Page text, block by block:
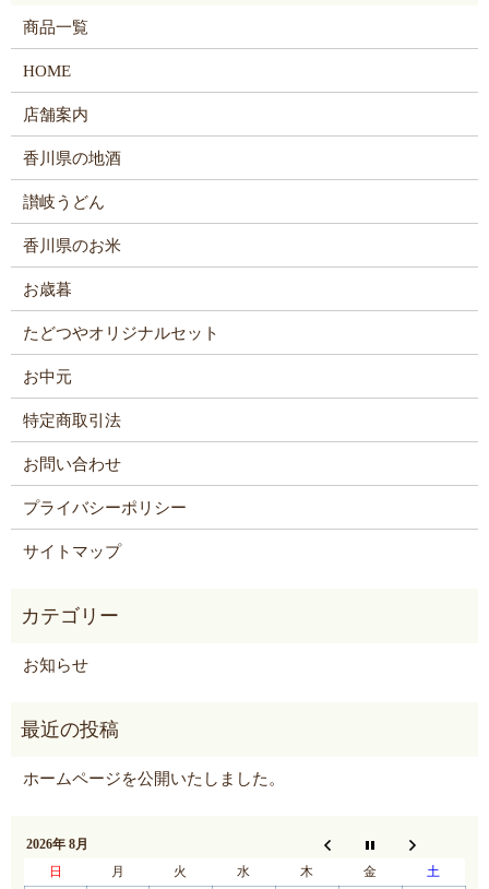
商品一覧
HOME
店舗案内
香川県の地酒
讃岐うどん
香川県のお米
お歳暮
たどつやオリジナルセット
お中元
特定商取引法
お問い合わせ
プライバシーポリシー
サイトマップ
お知らせ
ホームページを公開いたしました。
2026年 8月
日
月 火 水 木 金 土